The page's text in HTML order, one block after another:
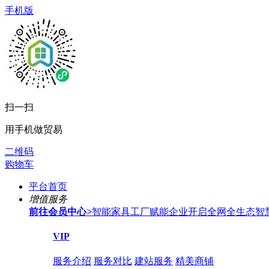
手机版
扫一扫
用手机做贸易
二维码
购物车
平台首页
增值服务
前往会员中心>智能家具工厂赋能企业开启全网全生态智
VIP
服务介绍 服务对比 建站服务 精美商铺